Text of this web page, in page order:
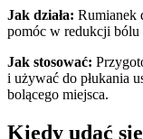
Jak działa: Rumianek
pomóc w redukcji bólu
Jak stosować:
i używać do płukania
bolącego miejsca.
Kiedy udać